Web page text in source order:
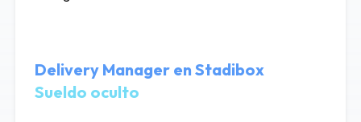
Delivery Manager en Stadibox
Sueldo oculto